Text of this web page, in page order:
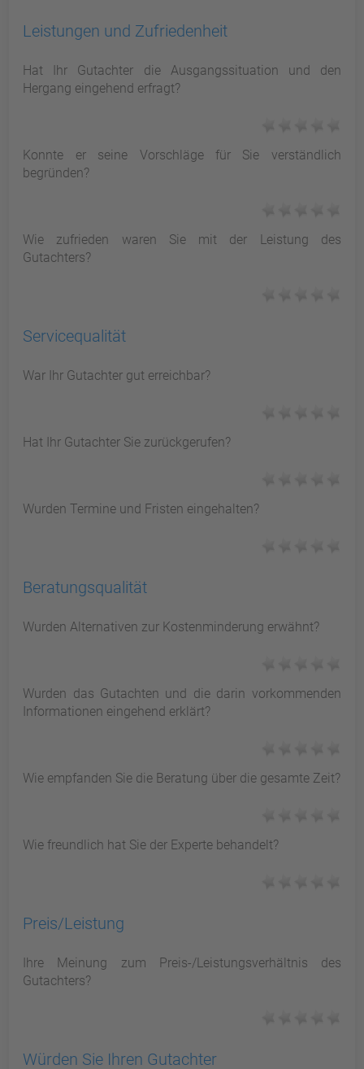
Leistungen und Zufriedenheit
Hat Ihr Gutachter die Ausgangssituation und den
Hergang eingehend erfragt?
Konnte er seine Vorschläge für Sie verständlich
begründen?
Wie zufrieden waren Sie mit der Leistung des
Gutachters?
Servicequalität
War Ihr Gutachter gut erreichbar?
Hat Ihr Gutachter Sie zurückgerufen?
Wurden Termine und Fristen eingehalten?
Beratungsqualität
Wurden Alternativen zur Kostenminderung erwähnt?
Wurden das Gutachten und die darin vorkommenden
Informationen eingehend erklärt?
Wie empfanden Sie die Beratung über die gesamte Zeit?
Wie freundlich hat Sie der Experte behandelt?
Preis/Leistung
Ihre Meinung zum Preis-/Leistungsverhältnis des
Gutachters?
Würden Sie Ihren Gutachter